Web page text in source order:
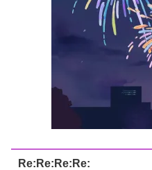
Re:Re:Re:Re: